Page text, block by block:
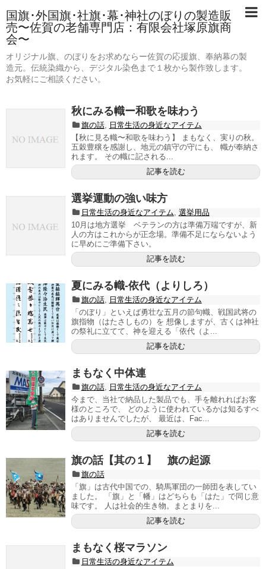
国旗･外国旗･社旗･幕･神社のぼりの製造販
売〜佐賀の老舗専門店：有限会社塚原旗商
会〜
オリジナル旗、のぼりをお求めならー佐賀の応援旗、奉納幕の製
造元。伝統染織から、デジタル染色まで１枚から製作致します。
お気軽にご相談ください。
秋にみる幟ー和歌を味わう
旗の話, 日常生活の身近なアイテム
【秋に見る幟〜和歌を味わう】 まもなく、実りの秋。
五穀豊穣を感謝し、地元の鎮守の守にも、 幟が奉納さ
れます。 その幟に記される...
記事を読む
選挙運動の強い味方
日常生活の身近なアイテム, 選挙用品
10月は地方選挙 ベテランの方は準備万端ですが、新
人の方はこれからが正念場。準備不足にならないよう
に早めにご準備下さい。
記事を読む
夏にみる幟-依代（よりしろ）
旗の話, 日常生活の身近なアイテム
「のぼり」といえば勇壮な五月の節句幟、戦国武将の
旗指物（はたさしもの）を 想像しますが、古くは神社
の祭礼に立てて、神を迎える「依代（よ...
記事を読む
まもなく中体連
旗の話, 日常生活の身近なアイテム
今まで、当社で納品した製品でも、手を離れればお客
様のところで、 どのように使われているかは知るすべ
はありませんでしたが、 最近は、Fac...
記事を読む
旗の話【其の１】 旗の起源
旗の話
「旗」は古代中国での、騎馬軍団の一師団を表してい
ました。 「旗」と「幡」はどちらも「はた」で同じ意
味です。 人は社会的生き物。まとまりを...
記事を読む
まもなく桜マラソン
日常生活の身近なアイテム